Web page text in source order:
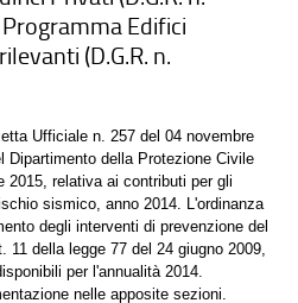
Edifici
(D.G.R. n.
Ufficiale n. 257 del 04 novembre
Dipartimento della Protezione Civile
2015, relativa ai contributi per gli
sismico, anno 2014. L'ordinanza
degli interventi di prevenzione del
della legge 77 del 24 giugno 2009,
per l'annualità 2014.
nelle apposite sezioni.